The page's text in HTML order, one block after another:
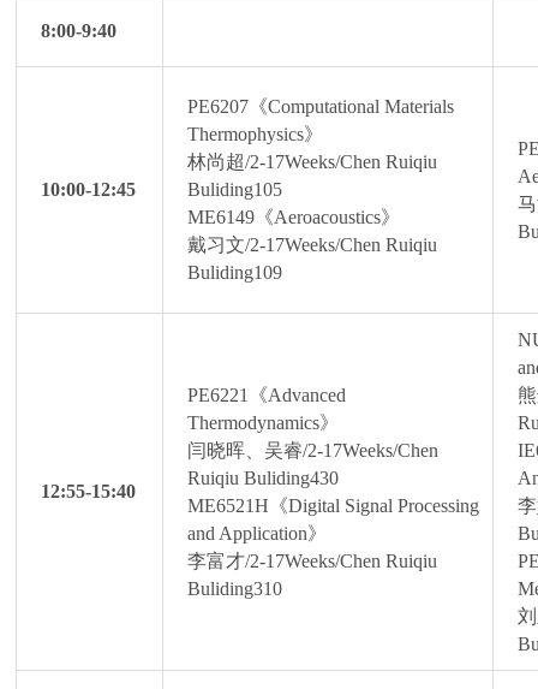
8:00-9:40
10:00-12:45
PE6207《Computational Materials
Thermophysics》
林尚超/2-17Weeks/Chen Ruiqiu
Buliding105
ME6149《Aeroacoustics》
戴习文/2-17Weeks/Chen Ruiqiu
Buliding109
12:55-15:40
PE6221《Advanced
Thermodynamics》
闫晓晖、吴睿/2-17Weeks/Chen
Ruiqiu Buliding430
ME6521H《Digital Signal Processing
and Application》
李富才/2-17Weeks/Chen Ruiqiu
Buliding310